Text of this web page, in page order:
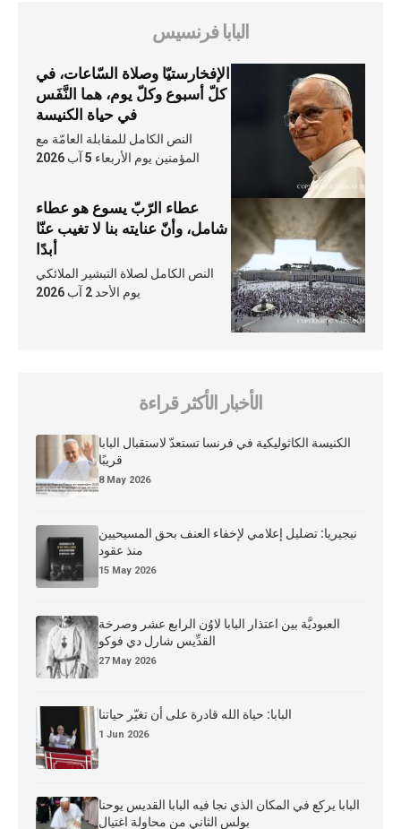
البابا فرنسيس
الإفخارستيّا وصلاة السّاعات، في
كلّ أسبوع وكلّ يوم، هما النَّفَس
في حياة الكنيسة
النص الكامل للمقابلة العامّة مع
المؤمنين يوم الأربعاء 5 آب 2026
عطاء الرّبّ يسوع هو عطاء
شامل، وأنّ عنايته بنا لا تغيب عنّا
أبدًا
النص الكامل لصلاة التبشير الملائكي
يوم الأحد 2 آب 2026
الأخبار الأكثر قراءة
الكنيسة الكاثوليكية في فرنسا تستعدّ لاستقبال البابا
قريبًا
8 May 2026
نيجيريا: تضليل إعلامي لإخفاء العنف بحق المسيحيين
منذ عقود
15 May 2026
العبوديَّة بين اعتذار البابا لاوُن الرابع عشر وصرخة
القدِّيس شارل دي فوكو
27 May 2026
البابا: حياة الله قادرة على أن تغيّر حياتنا
1 Jun 2026
البابا يركع في المكان الذي نجا فيه البابا القديس يوحنا
بولس الثاني من محاولة اغتيال